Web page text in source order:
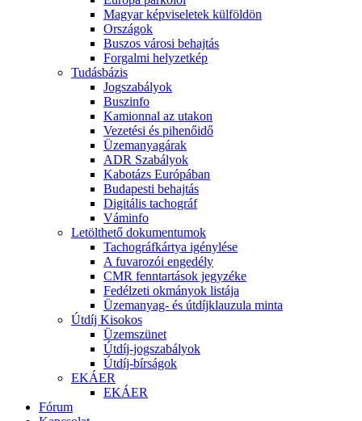
Magyar képviseletek külföldön
Országok
Buszos városi behajtás
Forgalmi helyzetkép
Tudásbázis
Jogszabályok
Buszinfo
Kamionnal az utakon
Vezetési és pihenőidő
Üzemanyagárak
ADR Szabályok
Kabotázs Európában
Budapesti behajtás
Digitális tachográf
Váminfo
Letölthető dokumentumok
Tachográfkártya igénylése
A fuvarozói engedély
CMR fenntartások jegyzéke
Fedélzeti okmányok listája
Üzemanyag- és útdíjklauzula minta
Útdíj Kisokos
Üzemszünet
Útdíj-jogszabályok
Útdíj-bírságok
EKÁER
EKÁER
Fórum